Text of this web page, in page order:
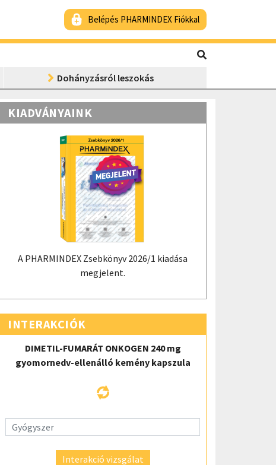
Belépés PHARMINDEX Fiókkal
Dohányzásról leszokás
KIADVÁNYAINK
A PHARMINDEX Zsebkönyv 2026/1 kiadása
megjelent.
INTERAKCIÓK
DIMETIL-FUMARÁT ONKOGEN 240 mg
gyomornedv-ellenálló kemény kapszula
Interakció vizsgálat